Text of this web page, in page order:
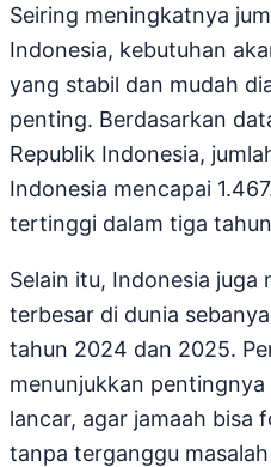
Seiring meningkatnya
Indonesia, kebutuhan
yang stabil dan mudah
penting. Berdasarkan
Republik Indonesia,
Indonesia mencapai
tertinggi dalam tiga
Selain itu, Indonesia
terbesar di dunia
tahun 2024 dan 2025.
menunjukkan
lancar, agar jamaah bisa
tanpa terganggu